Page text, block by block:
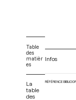
Table
des
matièr
es
La
table
des
Infos
RÉFÉRENCE